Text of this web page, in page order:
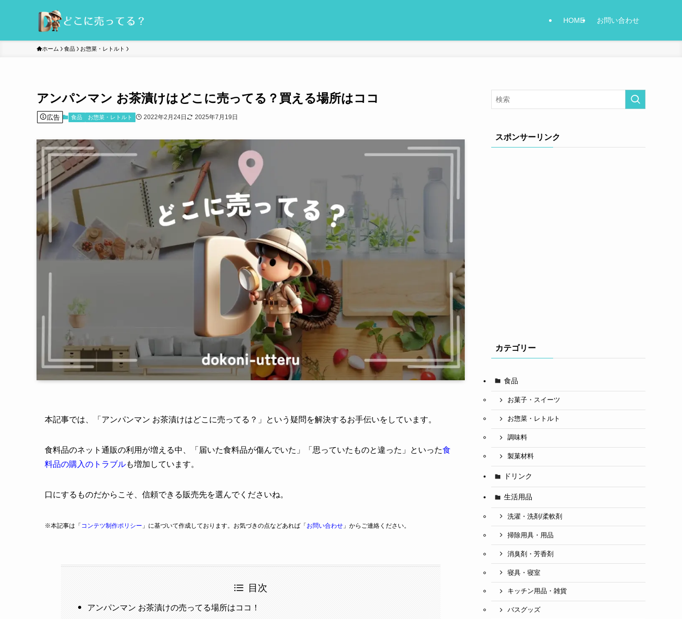
HOME お問い合わせ
ホーム 食品 お惣菜・レトルト
アンパンマン お茶漬けはどこに売ってる？買える場所はココ
広告 食品 お惣菜・レトルト 2022年2月24日 2025年7月19日
本記事では、「アンパンマン お茶漬けはどこに売ってる？」という疑問を解決するお手伝いをしています。
食料品のネット通販の利用が増える中、「届いた食料品が傷んでいた」「思っていたものと違った」といった食
料品の購入のトラブルも増加しています。
口にするものだからこそ、信頼できる販売先を選んでくださいね。
※本記事は「 コンテツ制作ポリシー 」に基づいて作成しております。お気づきの点などあれば「 お問い合わせ 」からご連絡ください。
目次
アンパンマン お茶漬けの売ってる場所はココ！
スポンサーリンク
カテゴリー
食品
お菓子・スイーツ
お惣菜・レトルト
調味料
製菓材料
ドリンク
生活用品
洗濯・洗剤/柔軟剤
掃除用具・用品
消臭剤・芳香剤
寝具・寝室
キッチン用品・雑貨
バスグッズ